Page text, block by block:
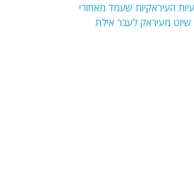
העיראקיות שעמד מאחורי
מעיראק לעבר אילת